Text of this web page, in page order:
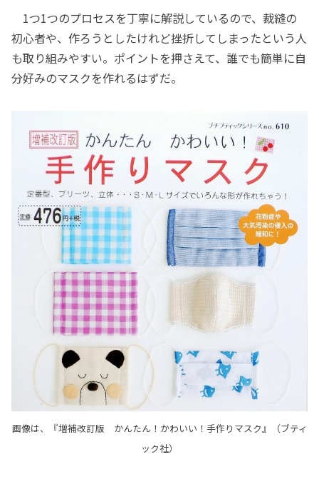
1つ1つのプロセスを丁寧に解説しているので、裁縫の
初心者や、作ろうとしたけれど挫折してしまったという人
も取り組みやすい。ポイントを押さえて、誰でも簡単に自
分好みのマスクを作れるはずだ。
画像は、『増補改訂版 かんたん！かわいい！手作りマスク』（ブティ
ック社）